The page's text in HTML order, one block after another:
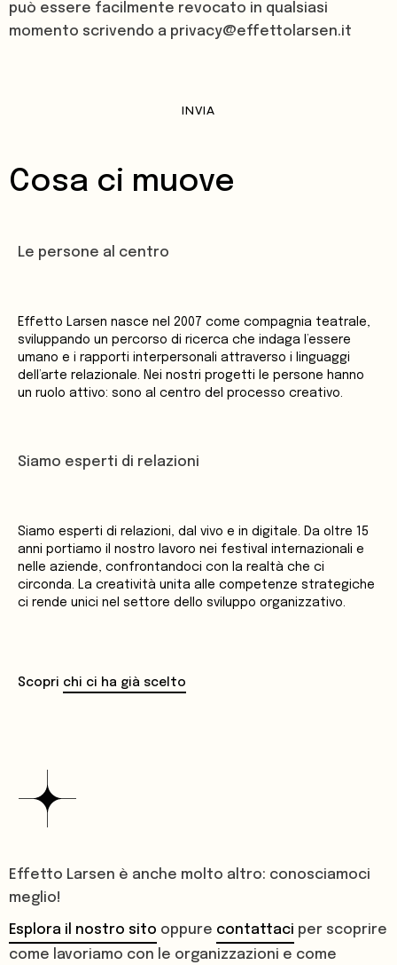
può essere facilmente revocato in qualsiasi
momento scrivendo a privacy@effettolarsen.it
INVIA
Cosa ci muove
Le persone al centro
Effetto Larsen nasce nel 2007 come compagnia teatrale,
sviluppando un percorso di ricerca che indaga l’essere
umano e i rapporti interpersonali attraverso i linguaggi
dell’arte relazionale. Nei nostri progetti le persone hanno
un ruolo attivo: sono al centro del processo creativo.
Siamo esperti di relazioni
Siamo esperti di relazioni, dal vivo e in digitale. Da oltre 15
anni portiamo il nostro lavoro nei festival internazionali e
nelle aziende, confrontandoci con la realtà che ci
circonda. La creatività unita alle competenze strategiche
ci rende unici nel settore dello sviluppo organizzativo.
Scopri chi ci ha già scelto
Effetto Larsen è anche molto altro: conosciamoci
meglio!
Esplora il nostro sito oppure contattaci per scoprire
come lavoriamo con le organizzazioni e come